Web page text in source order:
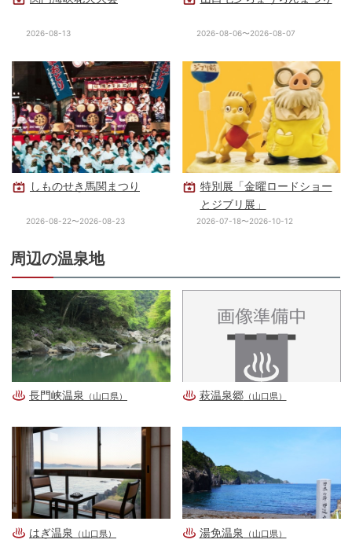
2026-08-13 2026-08-06〜2026-08-07
しものせき馬関まつり
2026-08-22〜2026-08-23
特別展「金曜ロードショー
とジブリ展」
2026-07-18〜2026-10-12
周辺の温泉地
長門峡温泉 （山口県） 萩温泉郷（山口県）
はぎ温泉 （山口県） 湯免温泉 （山口県）